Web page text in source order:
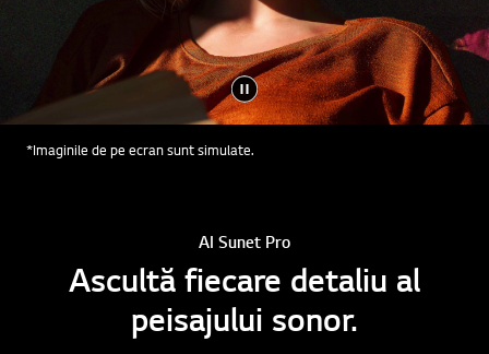
*Imaginile de pe ecran sunt simulate.
AI Sunet Pro
Ascultă fiecare detaliu al
peisajului sonor.